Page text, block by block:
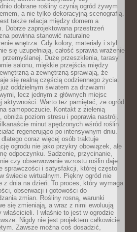
dobrane rośliny czynią ogród żywym
a nie tylko dekoracyjną scenografią.
także relacja między domem a
Dobrze zaprojektowana przestrzeń
powinna stanowić naturalne
wnętrza. Gdy kolory, materiały i styl
się uzupełniają, całość sprawia wrażenie
przemyślanej. Duże przeszklenia, tarasy
salonu, miękkie przejścia między
a zewnętrzną sprawiają, że
się realną częścią codziennego życia.
oddzielnym światem za drzwiami
lecz jednym z głównych miejsc
aktywności. Warto też pamiętać, że ogród
na samopoczucie. Kontakt z zielenią
obniża poziom stresu i poprawia nastrój.
minut spędzonych wśród roślin
regenerująco po intensywnym dniu.
dlatego coraz więcej osób traktuje
ogrodu nie jako przykry obowiązek, ale
odpoczynku. Sadzenie, przycinanie,
czy obserwowanie wzrostu roślin daje
sprawczości i satysfakcji, której często
świecie wirtualnym. Piękny ogród nie
z dnia na dzień. To proces, który wymaga
obserwacji i gotowości do
zmian. Rośliny rosną, warunki
się zmieniają, a wraz z nimi ewoluują
właścicieli. I właśnie to jest w ogrodzie
Nigdy nie jest projektem całkowicie
Zawsze można coś dosadzić,